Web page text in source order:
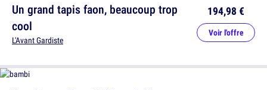
Un grand tapis faon, beaucoup trop
cool
L'Avant Gardiste
194,98 €
Voir l'offre